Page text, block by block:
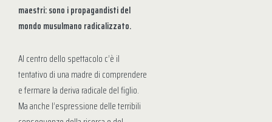
maestri: sono i propagandisti del
mondo musulmano radicalizzato.
Al centro dello spettacolo c’è il
tentativo di una madre di comprendere
e fermare la deriva radicale del figlio.
Ma anche l’espressione delle terribili